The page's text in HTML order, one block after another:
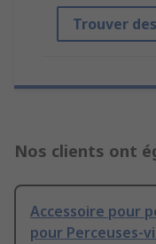
Trouver
Nos clients ont
Accessoire pour
pour Perceuses-